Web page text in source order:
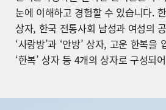
눈에 이해하고 경험할 수 있습니다.
상자, 한국 전통사회 남성과 여성의
‘사랑방’과 ‘안방’ 상자, 고운 한복을
‘한복’ 상자 등 4개의 상자로 구성되